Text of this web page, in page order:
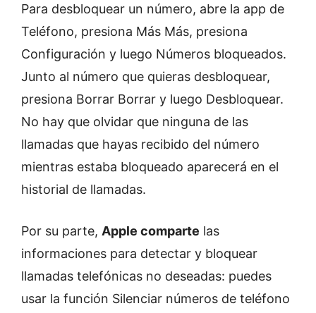
Para desbloquear un número, abre la app de
Teléfono, presiona Más Más, presiona
Configuración y luego Números bloqueados.
Junto al número que quieras desbloquear,
presiona Borrar Borrar y luego Desbloquear.
No hay que olvidar que ninguna de las
llamadas que hayas recibido del número
mientras estaba bloqueado aparecerá en el
historial de llamadas.
Por su parte, Apple comparte las
informaciones para detectar y bloquear
llamadas telefónicas no deseadas: puedes
usar la función Silenciar números de teléfono